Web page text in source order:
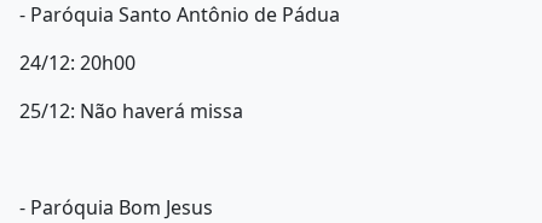
- Paróquia Santo Antônio de Pádua
24/12: 20h00
25/12: Não haverá missa
- Paróquia Bom Jesus